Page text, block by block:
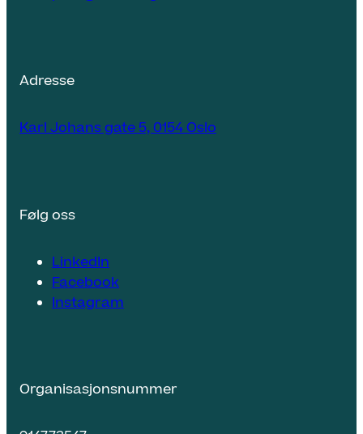
Adresse
Karl Johans gate 5, 0154 Oslo
Følg oss
LinkedIn
Facebook
Instagram
Organisasjonsnummer